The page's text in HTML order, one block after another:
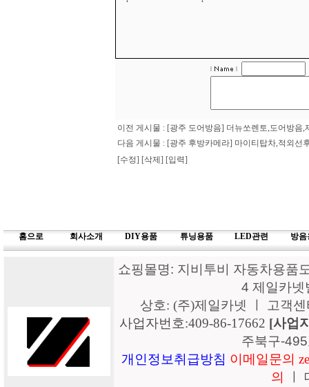
이전 게시물 : [광주 도어방음] 더뉴쏘렌토,도어방음
다음 게시물 : [광주 후방카메라] 마이티탑차,적외선
[수정] [삭제] [입력]
홈으로 회사소개 DIY용품 튜닝용품 LED관련 방음
쇼핑몰명: 지비투비 자동차용품
4 제일카
상호: (주)제일카넷 ㅣ 고객
사업자번호:409-86-17662 [사업
주북구-
개인정보취급방침 이메일문의
의